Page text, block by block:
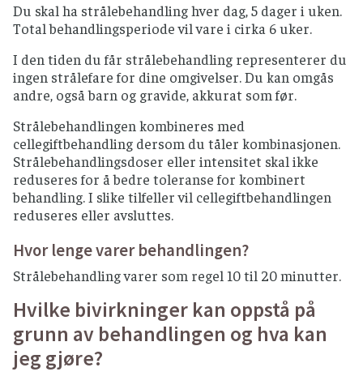
Du skal ha strålebehandling hver dag, 5 dager i uken.
Total behandlingsperiode vil vare i cirka 6 uker.
I den tiden du får strålebehandling representerer du
ingen strålefare for dine omgivelser. Du kan omgås
andre, også barn og gravide, akkurat som før.
Strålebehandlingen kombineres med
cellegiftbehandling dersom du tåler kombinasjonen.
Strålebehandlingsdoser eller intensitet skal ikke
reduseres for å bedre toleranse for kombinert
behandling. I slike tilfeller vil cellegiftbehandlingen
reduseres eller avsluttes.
Hvor lenge varer behandlingen?
Strålebehandling varer som regel 10 til 20 minutter.
Hvilke bivirkninger kan oppstå på
grunn av behandlingen og hva kan
jeg gjøre?